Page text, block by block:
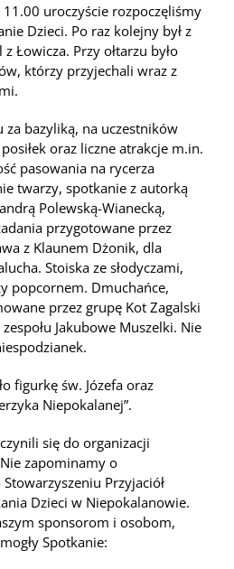
uroczyście rozpoczęliśmy
Dzieci. Po raz kolejny był z
Łowicza. Przy ołtarzu było
którzy przyjechali wraz z
za bazyliką, na uczestników
oraz liczne atrakcje m.in.
pasowania na rycerza
twarzy, spotkanie z autorką
Polewską-Wianecką,
przygotowane przez
z Klaunem Dżonik, dla
Stoiska ze słodyczami,
popcornem. Dmuchańce,
przez grupę Kot Zagalski
Jakubowe Muszelki. Nie
figurkę św. Józefa oraz
Niepokalanej”.
się do organizacji
zapominamy o
Przyjaciół
Dzieci w Niepokalanowie.
sponsorom i osobom,
Spotkanie: